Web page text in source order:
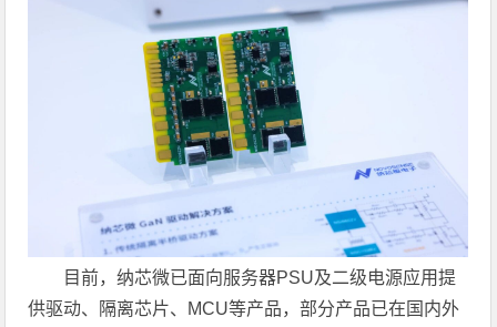
目前，纳芯微已面向服务器PSU及二级电源应用提
供驱动、隔离芯片、MCU等产品，部分产品已在国内外